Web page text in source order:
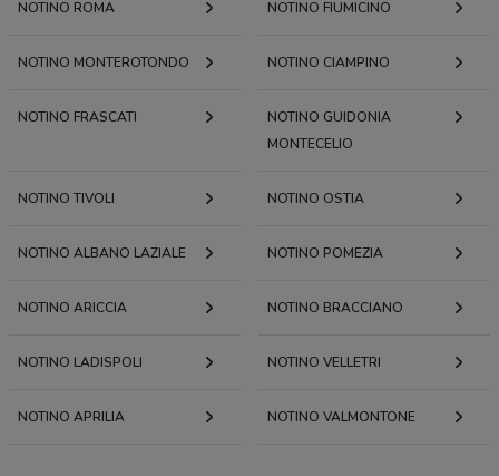
NOTINO ROMA NOTINO FIUMICINO
NOTINO MONTEROTONDO NOTINO CIAMPINO
NOTINO FRASCATI
NOTINO GUIDONIA
MONTECELIO
NOTINO TIVOLI NOTINO OSTIA
NOTINO ALBANO LAZIALE NOTINO POMEZIA
NOTINO ARICCIA NOTINO BRACCIANO
NOTINO LADISPOLI NOTINO VELLETRI
NOTINO APRILIA NOTINO VALMONTONE